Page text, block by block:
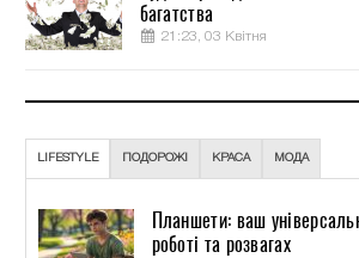
багатства
21:23, 03 Квітня
LIFESTYLE ПОДОРОЖІ КРАСА МОДА
Планшети: ваш
роботі та розвагах